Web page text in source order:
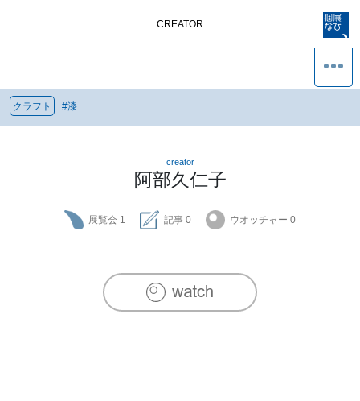
CREATOR
クラフト #漆
creator
阿部久仁子
展覧会 1 記事 0 ウオッチャー 0